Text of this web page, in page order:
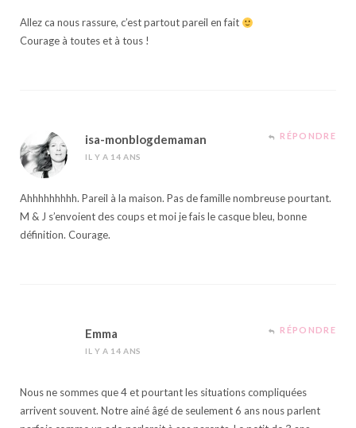
Allez ca nous rassure, c’est partout pareil en fait
Courage à toutes et à tous !
isa-monblogdemaman
IL Y A 14 ANS
RÉPONDRE
Ahhhhhhhhh. Pareil à la maison. Pas de famille nombreuse pourtant.
M & J s’envoient des coups et moi je fais le casque bleu, bonne
définition. Courage.
Emma
IL Y A 14 ANS
RÉPONDRE
Nous ne sommes que 4 et pourtant les situations compliquées
arrivent souvent. Notre ainé âgé de seulement 6 ans nous parlent